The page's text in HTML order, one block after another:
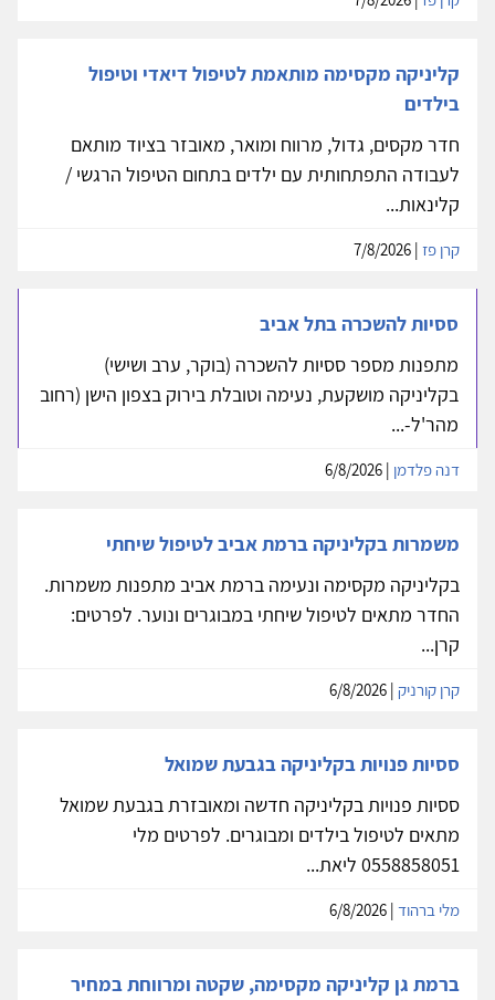
קליניקה מקסימה מותאמת לטיפול דיאדי וטיפול
בילדים
חדר מקסים, גדול, מרווח ומואר, מאובזר בציוד מותאם
לעבודה התפתחותית עם ילדים בתחום הטיפול הרגשי /
קלינאות...
קרן פז
ססיות להשכרה בתל אביב
מתפנות מספר ססיות להשכרה (בוקר, ערב ושישי)
בקליניקה מושקעת, נעימה וטובלת בירוק בצפון הישן (רחוב
מהר'ל-...
דנה פלדמן
משמרות בקליניקה ברמת אביב לטיפול שיחתי
בקליניקה מקסימה ונעימה ברמת אביב מתפנות משמרות.
החדר מתאים לטיפול שיחתי במבוגרים ונוער. לפרטים:
קרן...
קרן קורניק
ססיות פנויות בקליניקה בגבעת שמואל
ססיות פנויות בקליניקה חדשה ומאובזרת בגבעת שמואל
מתאים לטיפול בילדים ומבוגרים. לפרטים מלי
0558858051 ליאת...
מלי ברהוד
ברמת גן קליניקה מקסימה, שקטה ומרווחת במחיר